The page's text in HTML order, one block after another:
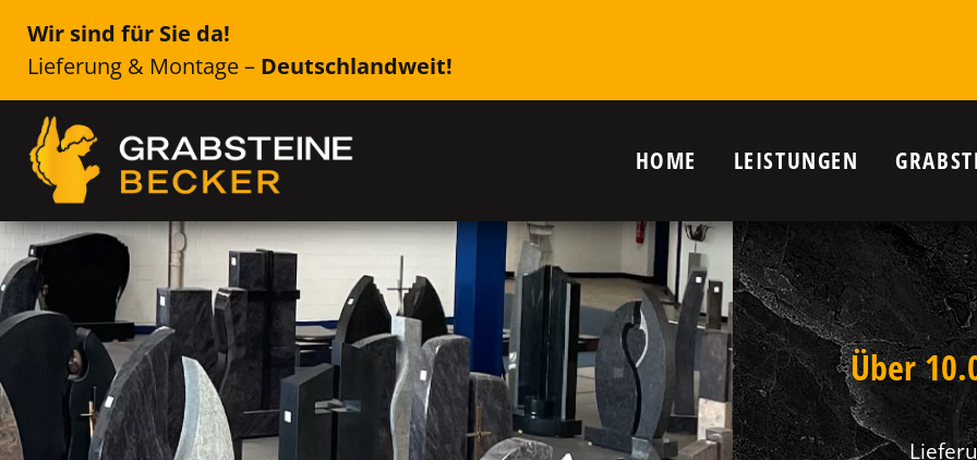
Wir sind für Sie da!
Lieferung & Montage – Deutschlandweit!
HOME LEISTUNGEN
Genau das Richtige für Ihr Grab in
Ahrensburg